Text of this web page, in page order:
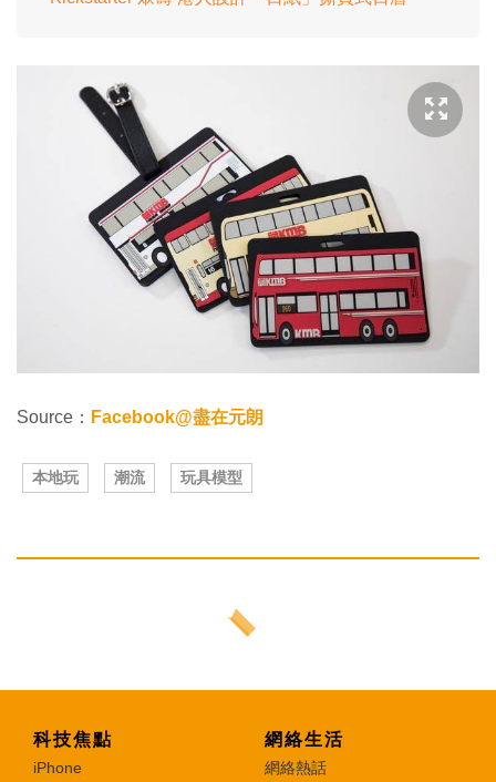
Source： Facebook@盡在元朗
本地玩 潮流 玩具模型
科技焦點
iPhone
網絡生活
網絡熱話